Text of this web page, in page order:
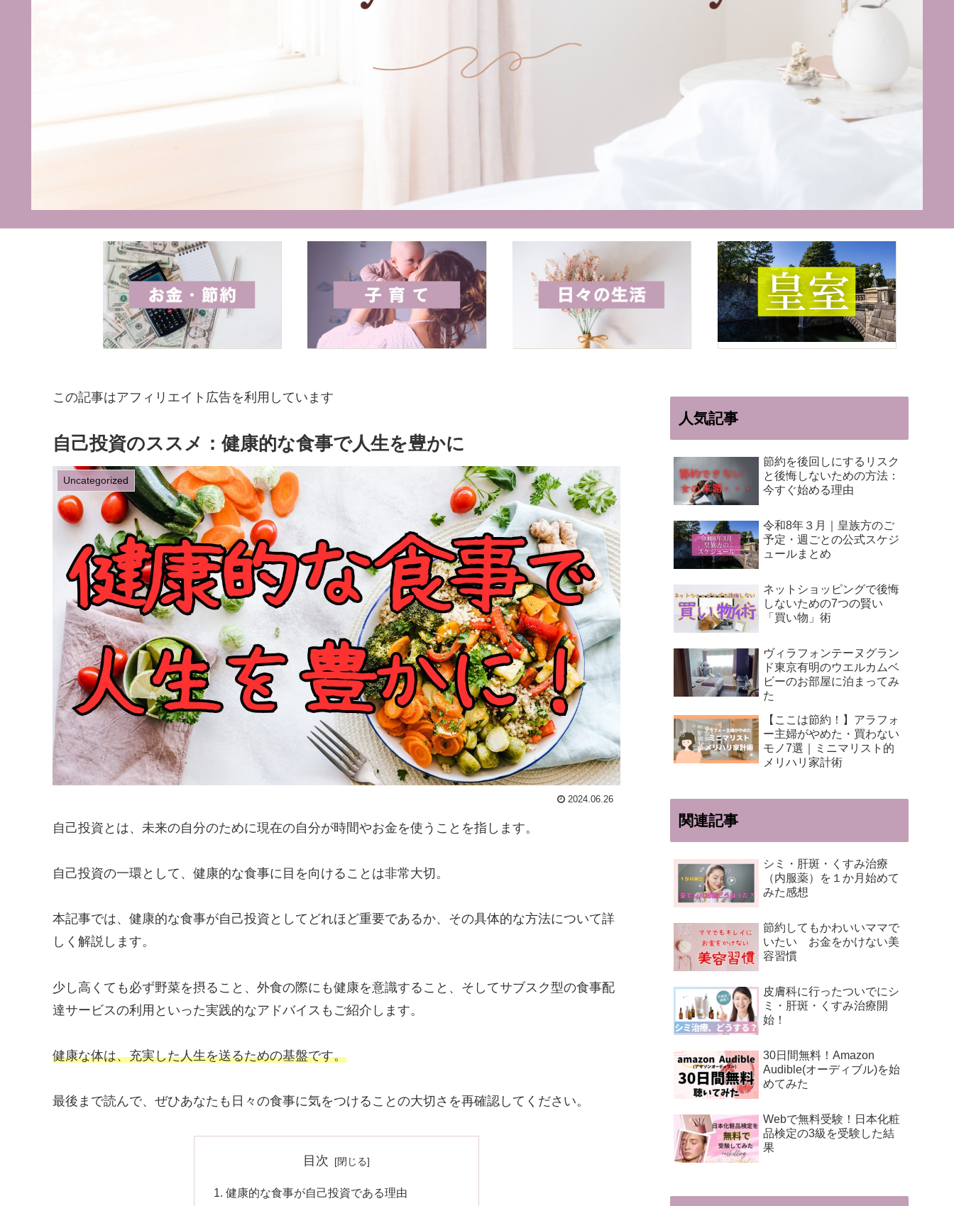
この記事はアフィリエイト広告を利用しています
自己投資のススメ：健康的な食事で人生を豊かに
Uncategorized
2024.06.26
自己投資とは、未来の自分のために現在の自分が時間やお金を使うことを指します。
自己投資の一環として、健康的な食事に目を向けることは非常大切。
本記事では、健康的な食事が自己投資としてどれほど重要であるか、その具体的な方法について詳
しく解説します。
少し高くても必ず野菜を摂ること、外食の際にも健康を意識すること、そしてサブスク型の食事配
達サービスの利用といった実践的なアドバイスもご紹介します。
健康な体は、充実した人生を送るための基盤です。
最後まで読んで、ぜひあなたも日々の食事に気をつけることの大切さを再確認してください。
目次
健康的な食事が自己投資である理由
人気記事
節約を後回しにするリスク
と後悔しないための方法：
今すぐ始める理由
令和8年３月｜皇族方のご
予定・週ごとの公式スケジ
ュールまとめ
ネットショッピングで後悔
しないための7つの賢い
「買い物」術
ヴィラフォンテーヌグラン
ド東京有明のウエルカムベ
ビーのお部屋に泊まってみ
た
【ここは節約！】アラフォ
ー主婦がやめた・買わない
モノ7選｜ミニマリスト的
メリハリ家計術
関連記事
シミ・肝斑・くすみ治療
（内服薬）を１か月始めて
みた感想
節約してもかわいいママで
いたい お金をかけない美
容習慣
皮膚科に行ったついでにシ
ミ・肝斑・くすみ治療開
始！
30日間無料！Amazon
Audible(オーディブル)を始
めてみた
Webで無料受験！日本化粧
品検定の3級を受験した結
果